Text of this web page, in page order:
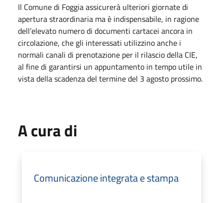
Il Comune di Foggia assicurerà ulteriori giornate di
apertura straordinaria ma è indispensabile, in ragione
dell’elevato numero di documenti cartacei ancora in
circolazione, che gli interessati utilizzino anche i
normali canali di prenotazione per il rilascio della CIE,
al fine di garantirsi un appuntamento in tempo utile in
vista della scadenza del termine del 3 agosto prossimo.
A cura di
Comunicazione integrata e stampa